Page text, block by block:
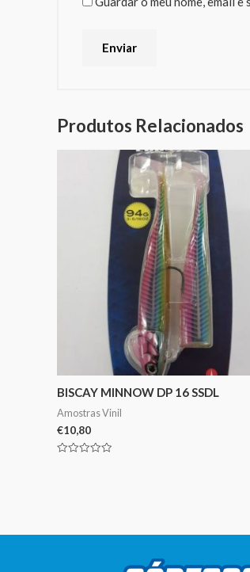
Produtos Relacionados
BISCAY MINNOW DP 16 SSDL
Amostras Vinil
€10,80